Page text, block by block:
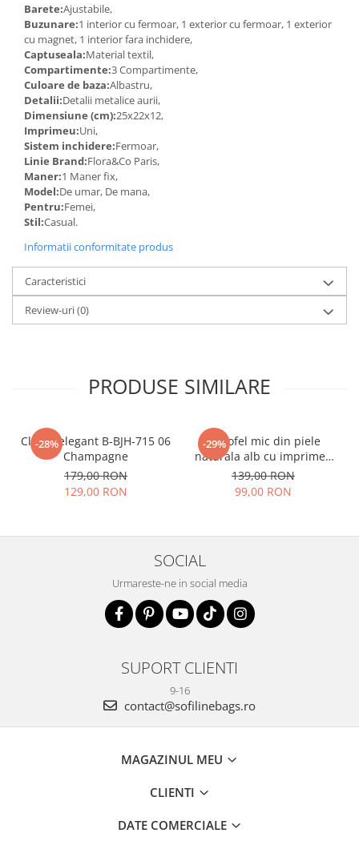
Barete:Ajustabile,
Buzunare:1 interior cu fermoar, 1 exterior cu fermoar, 1 exterior
cu magnet, 1 interior fara inchidere,
Captuseala:Material textil,
Compartimente:3 Compartimente,
Culoare de baza:Albastru,
Detalii:Detalii metalice aurii,
Dimensiune (cm):25x22x12,
Imprimeu:Uni,
Sistem inchidere:Fermoar,
Linie Brand:Flora&Co Paris,
Maner:1 Maner fix,
Model:De umar, De mana,
Pentru:Femei,
Stil:Casual.
Informatii conformitate produs
Caracteristici
Review-uri(0)
PRODUSE SIMILARE
-28%
Clutch elegant B-BJH-715 06
Champagne
179,00 RON
129,00 RON
-29%
Portofel mic din piele
naturala alb cu imprimeu
B-8912 07
139,00 RON
99,00 RON
SOCIAL
Urmareste-ne in social media
SUPORT CLIENTI
9-16
contact@sofilinebags.ro
MAGAZINUL MEU
CLIENTI
DATE COMERCIALE